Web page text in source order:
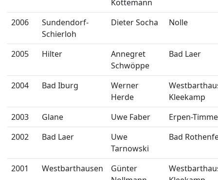
Kottemann
2006
Sundendorf-
Schierloh
Dieter Socha Nolle
2005 Hilter
Annegret
Schwöppe
Bad Laer
2004 Bad Iburg
Werner
Herde
Kleekamp
2003
Glane Uwe Faber
Erpen-
2002
Bad Laer
Uwe
Tarnowski
Bad
2001 Westbarthausen
Günter